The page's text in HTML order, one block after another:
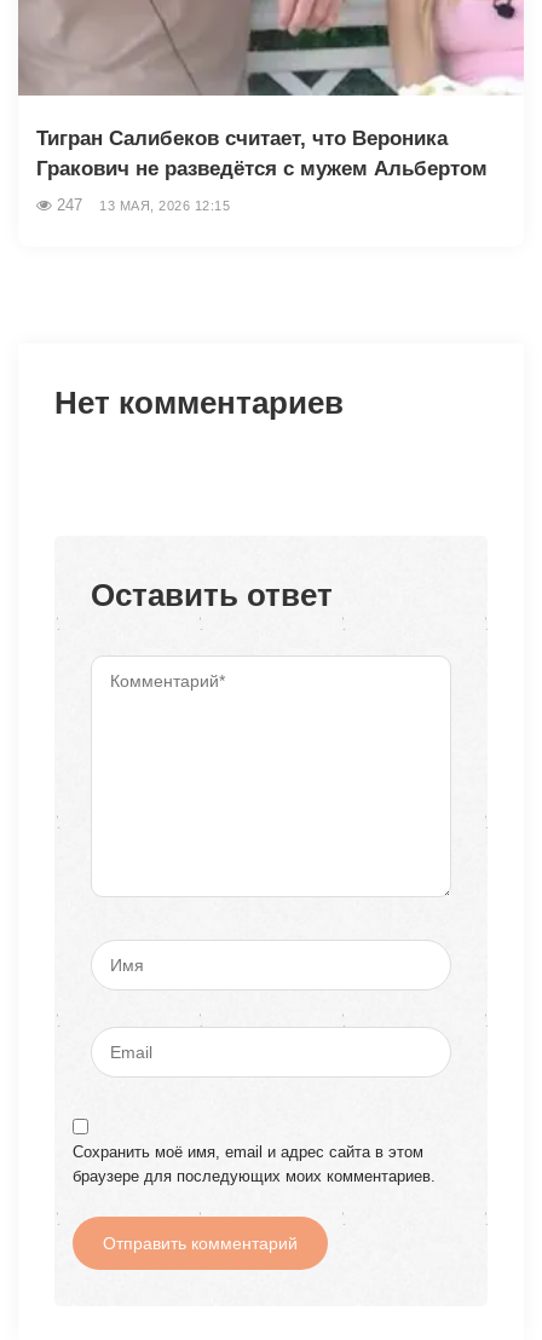
Тигран Салибеков считает, что Вероника
Гракович не разведётся с мужем Альбертом
247 13 МАЯ, 2026 12:15
Нет комментариев
Оставить ответ
Сохранить моё имя, email и адрес сайта в этом
браузере для последующих моих комментариев.